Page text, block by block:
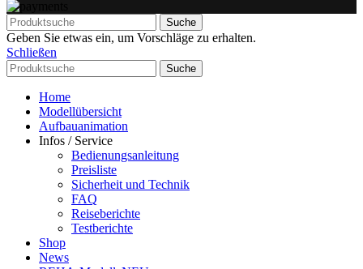
Suche
Geben Sie etwas ein, um Vorschläge zu erhalten.
Schließen
Suche
Home
Modellübersicht
Aufbauanimation
Infos / Service
Bedienungsanleitung
Preisliste
Sicherheit und Technik
FAQ
Reiseberichte
Testberichte
Shop
News